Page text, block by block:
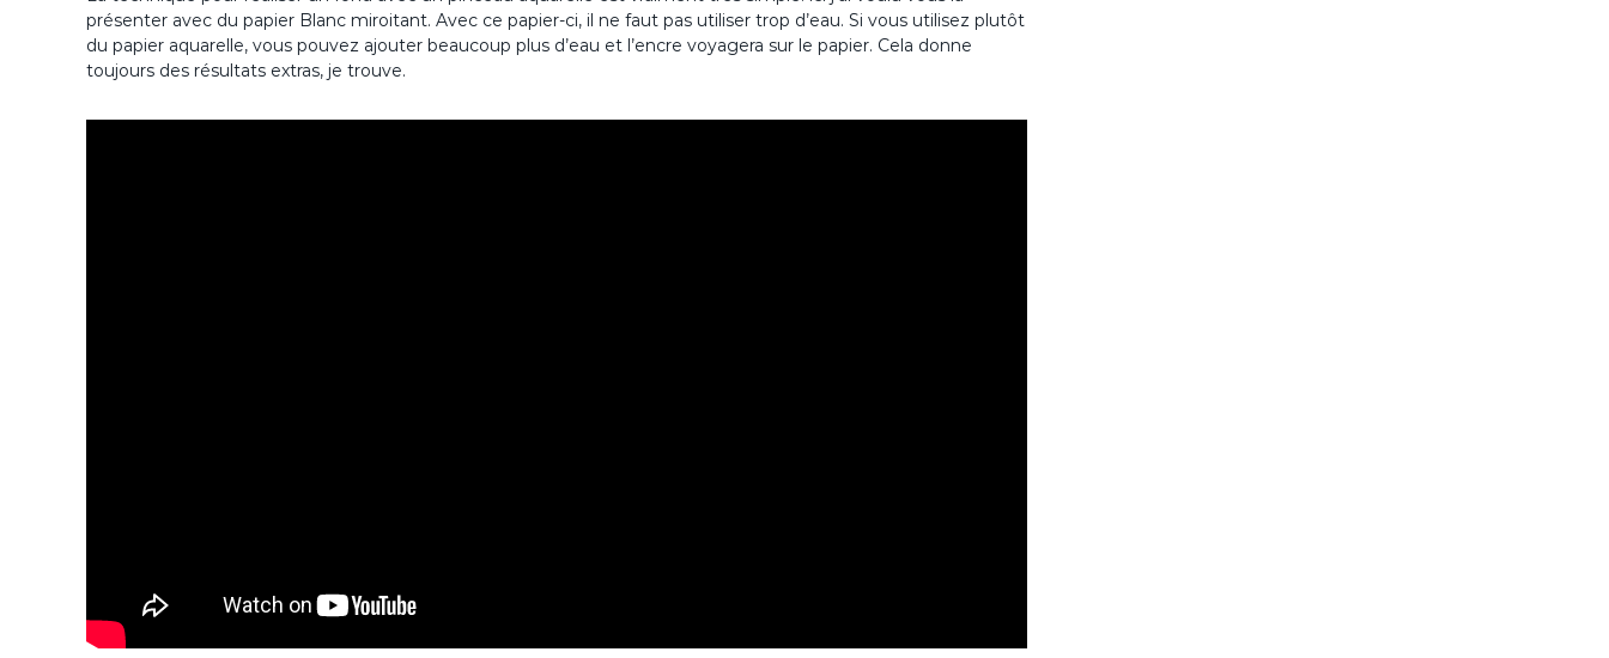
présenter avec du papier Blanc miroitant. Avec ce papier-ci, il ne faut pas utiliser trop d’eau. Si vous utilisez plutôt
du papier aquarelle, vous pouvez ajouter beaucoup plus d’eau et l’encre voyagera sur le papier. Cela donne
toujours des résultats extras, je trouve.